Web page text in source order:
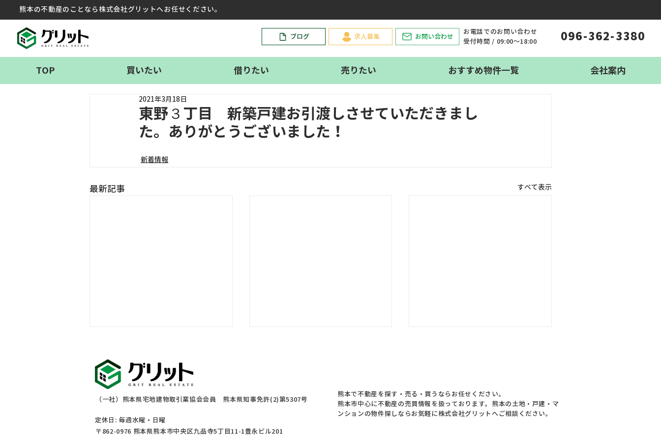
熊本の不動産のことなら株式会社グリットへお任せください。
ブログ 求人募集 お問い合わせ
お電話でのお問い合わせ
受付時間 / 09:00〜18:00
096-362-3380
TOP 買いたい 借りたい 売りたい おすすめ物件一覧 会社案内
東野３丁目 新築戸建お引渡しさせていただきまし
た。ありがとうございました！
2021年3月18日
新着情報
最新記事 すべて表示
お盆休みのご案内
このたびの地震により被害を受け
られた皆様に、心よりお見舞い申
し上げます。 東京出張時に地震
（一社）熊本県宅地建物取引業協会会員 熊本県知事免許(2)第5307号
定休日: 毎週水曜・ 日曜
熊本で不動産を探す・売る・買うならお任せください。
熊本市中心に不動産の売買情報を扱っております。熊本の土地・戸建・マ
ンションの物件探しならお気軽に株式会社グリットへご相談ください。
〒862-0976 熊本県熊本市中央区九品寺5丁目11-1豊永ビル201